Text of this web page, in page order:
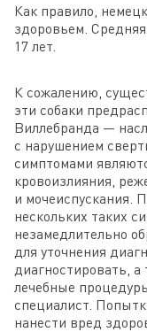
Как правило,
здоровьем.
17 лет.
К сожалению,
эти собаки
Виллебранда —
с нарушением
симптомами
кровоизлияния,
и мочеиспускания.
нескольких таких
незамедлительно
для уточнения
диагностировать,
лечебные
специалист.
нанести вред